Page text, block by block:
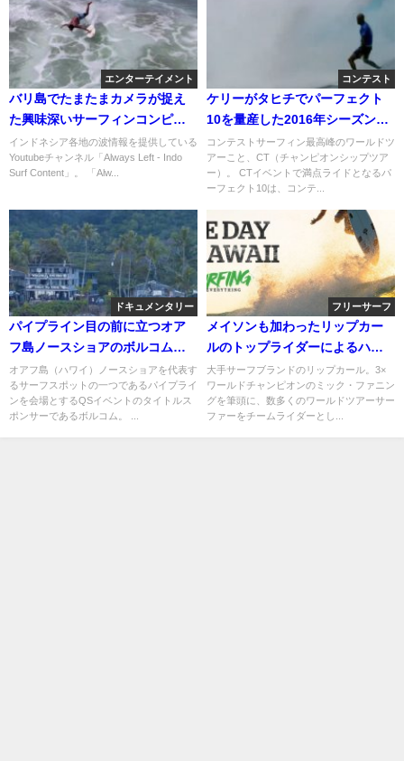
エンターテイメント
バリ島でたまたまカメラが捉え
た興味深いサーフィンコンピレ
ーション動画
インドネシア各地の波情報を提供している
Youtubeチャンネル「Always Left - Indo
Surf Content」。 「Alw...
コンテスト
ケリーがタヒチでパーフェクト
10を量産した2016年シーズンの
CT満点特集動画
コンテストサーフィン最高峰のワールドツ
アーこと、CT（チャンピオンシップツア
ー）。 CTイベントで満点ライドとなるパ
ーフェクト10は、コンテ...
ドキュメンタリー
パイプライン目の前に立つオア
フ島ノースショアのボルコムハ
ウス！これまでの歴史
オアフ島（ハワイ）ノースショアを代表す
るサーフスポットの一つであるパイプライ
ンを会場とするQSイベントのタイトルス
ポンサーであるボルコム。 ...
フリーサーフ
メイソンも加わったリップカー
ルのトップライダーによるハワ
イセッション
大手サーフブランドのリップカール。3×
ワールドチャンピオンのミック・ファニン
グを筆頭に、数多くのワールドツアーサー
ファーをチームライダーとし...